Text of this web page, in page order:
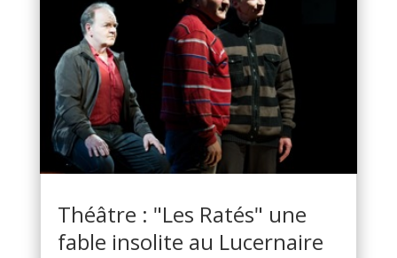
Théâtre : "Les Ratés" une
fable insolite au Lucernaire